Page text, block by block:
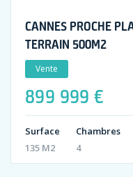
CANNES PROCHE
TERRAIN 500M2
Vente
899 999 €
Surface
135 M2
Chambres
4